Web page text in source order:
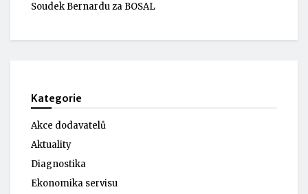
Soudek Bernardu za BOSAL
Kategorie
Akce dodavatelů
Aktuality
Diagnostika
Ekonomika servisu